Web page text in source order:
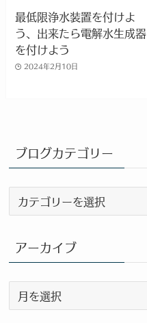
最低限浄水装置を付けよ
う、出来たら電解水生成器
を付けよう
2024年2月10日
ブログカテゴリー
ロ
カ
テ
ゴ
リ
ー
アーカイブ
ー